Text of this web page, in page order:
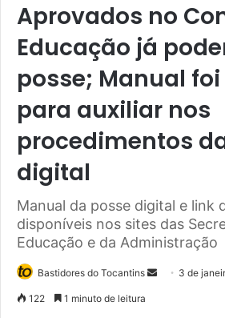
Aprovados no
Educação já
posse; Manual
para auxiliar nos
procedimentos
digital
Manual da posse digital e link
disponíveis nos sites das
Educação e da Administração
Bastidores do Tocantins 3 de
122 1 minuto de leitura